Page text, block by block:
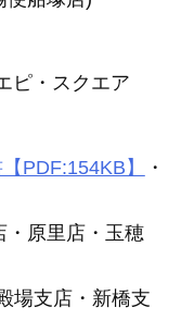
ピ・スクエア
PDF:154KB】
・
・原里店・玉穂
場支店・新橋支